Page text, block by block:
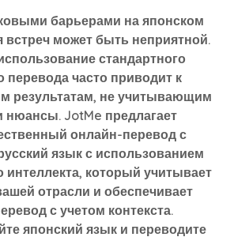
барьерами на японском
встреч может быть неприятной.
стандартного
перевода часто приводит к
результатам, не учитывающим
нюансы. JotMe предлагает
онлайн-перевод с
язык с использованием
интеллекта, который учитывает
отрасли и обеспечивает
с учетом контекста.
японский язык и переводите